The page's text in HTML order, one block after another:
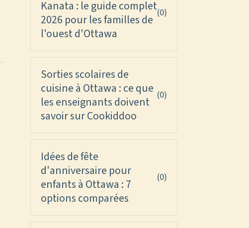
Kanata : le guide complet
2026 pour les familles de
l'ouest d'Ottawa
(0)
Sorties scolaires de
cuisine à Ottawa : ce que
les enseignants doivent
savoir sur Cookiddoo
(0)
Idées de fête
d'anniversaire pour
enfants à Ottawa : 7
options comparées
(0)